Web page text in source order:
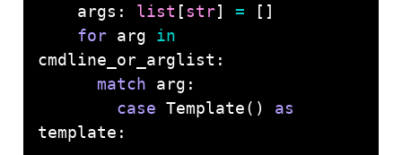
    args:
list [str] =
for arg in
match
case Template() as